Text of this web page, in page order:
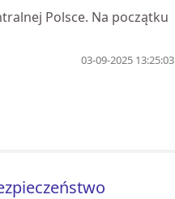
Polsce. Na początku
03-09-2025 13:25:03